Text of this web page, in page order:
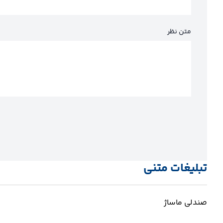
متن نظر
تبلیغات متنی
صندلی ماساژ